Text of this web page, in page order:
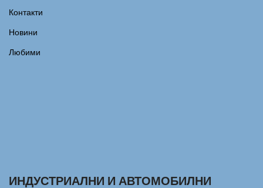
Контакти
Новини
Любими
ИНДУСТРИАЛНИ И АВТОМОБИЛНИ